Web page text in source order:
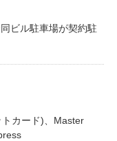
ビル駐車場が契約駐
カード)、Master